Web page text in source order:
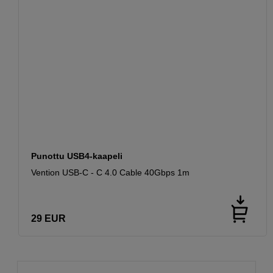
Punottu USB4-kaapeli
Vention USB-C - C 4.0 Cable 40Gbps 1m
29 EUR